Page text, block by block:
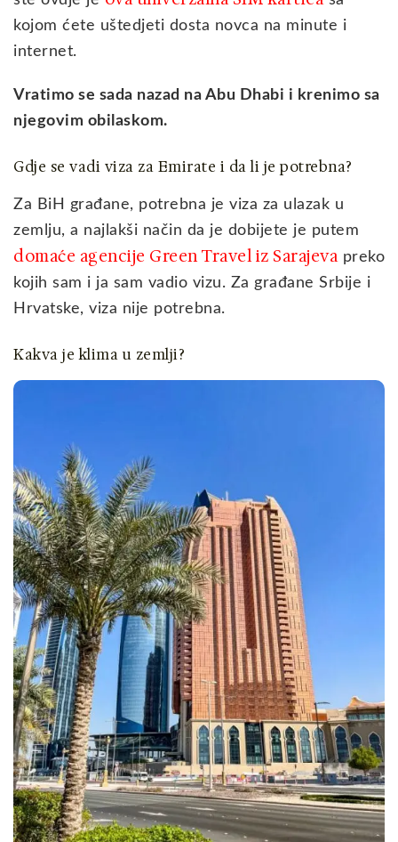
kojom ćete uštedjeti dosta novca na minute i
internet.
Vratimo se sada nazad na Abu Dhabi i krenimo sa
njegovim obilaskom.
Gdje se vadi viza za Emirate i da li je potrebna?
Za BiH građane, potrebna je viza za ulazak u
zemlju, a najlakši način da je dobijete je putem
domaće agencije Green Travel iz Sarajevapreko
kojih sam i ja sam vadio vizu. Za građane Srbije i
Hrvatske, viza nije potrebna.
Kakva je klima u zemlji?